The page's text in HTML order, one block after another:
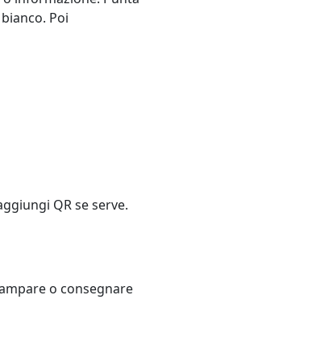
Poi
QR se serve.
o consegnare